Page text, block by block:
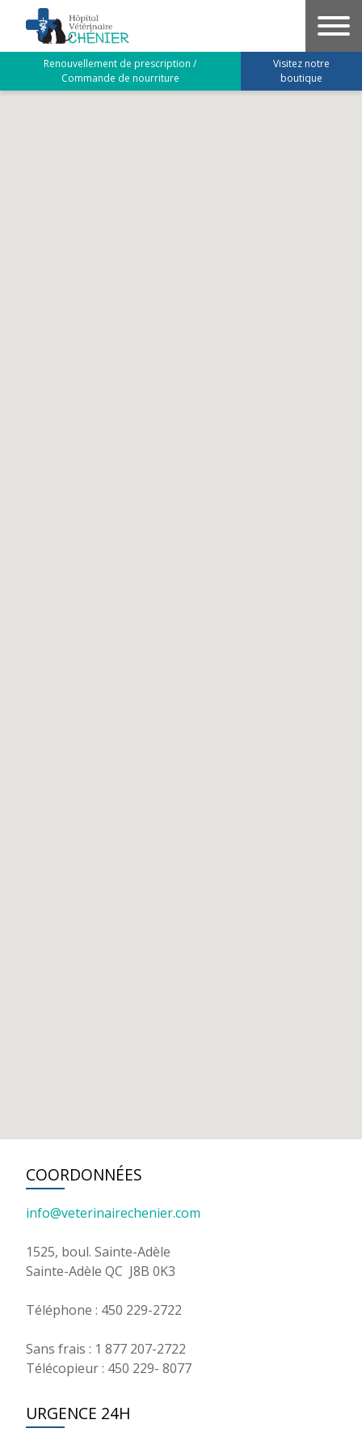
contenu
principalRenouvellement de prescription /
Commande de nourriture
Visitez notre
boutique
COORDONNÉES
info@veterinairechenier.com
1525, boul. Sainte-Adèle
Sainte-Adèle QC J8B 0K3
Téléphone : 450 229-2722
Sans frais : 1 877 207-2722
Télécopieur : 450 229- 8077
URGENCE 24H